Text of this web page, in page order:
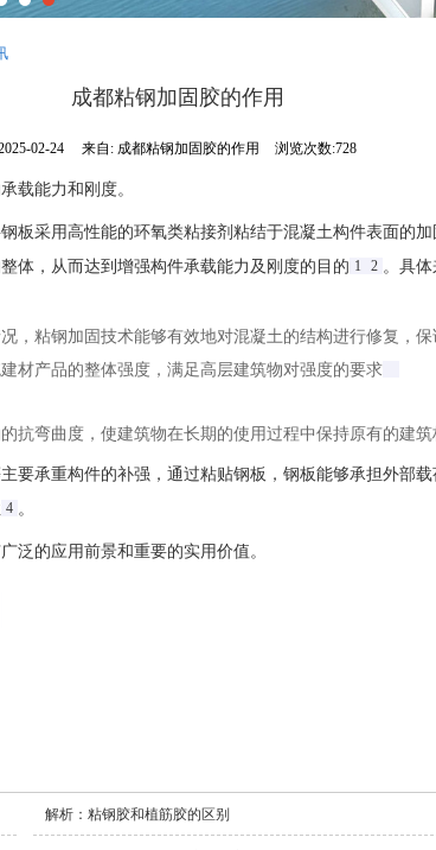
成都粘钢加固胶的作用
02-24 来自: 成都粘钢加固胶的作用 浏览次数:728
载能力和刚度‌。
板采用高性能的环氧类粘接剂粘结于混凝土构件表面的
体，从而达到增强构件承载能力及刚度的目的‌ 1 2 。具
，粘钢加固技术能够有效地对混凝土的结构进行修复，
材产品的整体强度，满足高层建筑物对强度的要求‌
抗弯曲度，使建筑物在长期的使用过程中保持原有的建筑
要承重构件的补强，通过粘贴钢板，钢板能够承担外部
4 。
泛的应用前景和重要的实用价值。
解析：粘钢胶和植筋胶的区别